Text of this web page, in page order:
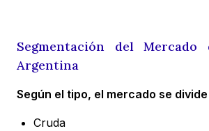
Segmentación del
Argentina
Según el tipo, el mercado se divide
Cruda